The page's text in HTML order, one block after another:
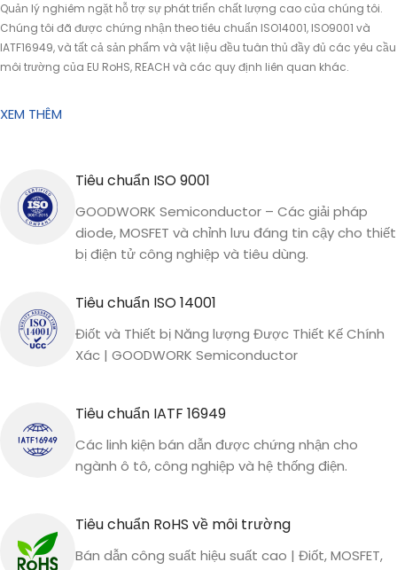
Quản lý nghiêm ngặt hỗ trợ sự phát triển chất lượng cao của chúng tôi.
Chúng tôi đã được chứng nhận theo tiêu chuẩn ISO14001, ISO9001 và
IATF16949, và tất cả sản phẩm và vật liệu đều tuân thủ đầy đủ các yêu cầu
môi trường của EU RoHS, REACH và các quy định liên quan khác.
XEM THÊM
Tiêu chuẩn ISO 9001
GOODWORK Semiconductor – Các giải pháp
diode, MOSFET và chỉnh lưu đáng tin cậy cho thiết
bị điện tử công nghiệp và tiêu dùng.
Tiêu chuẩn ISO 14001
Điốt và Thiết bị Năng lượng Được Thiết Kế Chính
Xác | GOODWORK Semiconductor
Tiêu chuẩn IATF 16949
Các linh kiện bán dẫn được chứng nhận cho
ngành ô tô, công nghiệp và hệ thống điện.
Tiêu chuẩn RoHS về môi trường
Bán dẫn công suất hiệu suất cao | Điốt, MOSFET,